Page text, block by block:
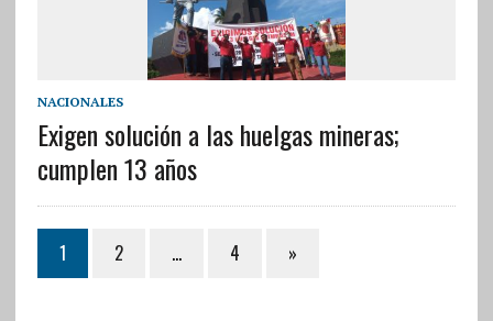
NACIONALES
Exigen solución a las huelgas mineras;
cumplen 13 años
1 2 … 4 »